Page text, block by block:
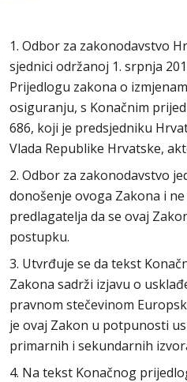
1. Odbor za zakonodavstvo
sjednici održanoj 1. srpnja
Prijedlogu zakona o
osiguranju, s Konačnim
686, koji je predsjedniku
Vlada Republike Hrvatske,
2. Odbor za zakonodavstvo
donošenje ovoga Zakona i
predlagatelja da se ovaj
postupku.
3. Utvrđuje se da tekst
Zakona sadrži izjavu o
pravnom stečevinom
je ovaj Zakon u potpunosti
primarnih i sekundarnih
4. Na tekst Konačnog